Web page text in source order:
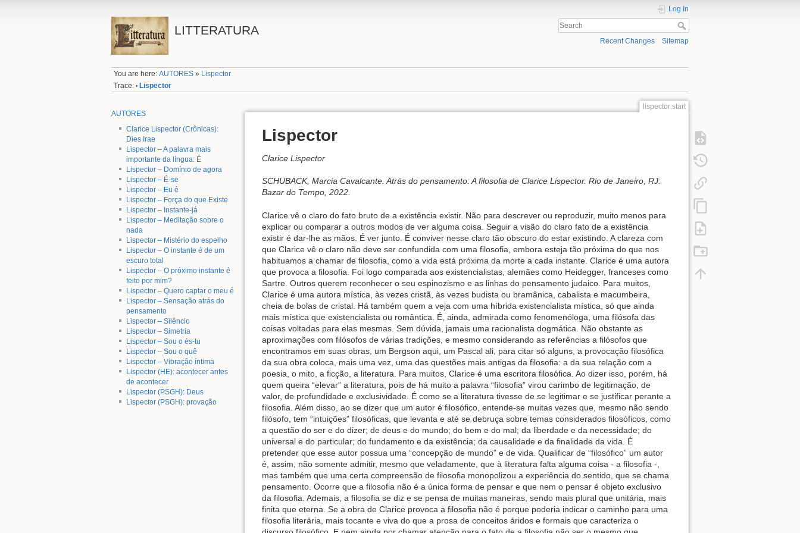
LITTERATURA
Log In
Recent Changes Sitemap
You are here:AUTORES » Lispector
Trace: • Lispector
AUTORES
Clarice Lispector (Crônicas):
Dies Irae
Lispector – A palavra mais
importante da língua: É
Lispector – Domínio de agora
Lispector – É-se
Lispector – Eu é
Lispector – Força do que Existe
Lispector – Instante-já
Lispector – Meditação sobre o
nada
Lispector – Mistério do espelho
Lispector – O instante é de um
escuro total
Lispector – O próximo instante é
feito por mim?
Lispector – Quero captar o meu é
Lispector – Sensação atrás do
pensamento
Lispector – Silêncio
Lispector – Simetria
Lispector – Sou o és-tu
Lispector – Sou o quê
Lispector – Vibração íntima
Lispector (HE): acontecer antes
de acontecer
Lispector (PSGH): Deus
Lispector (PSGH): provação
lispector:start
Lispector
Clarice Lispector
SCHUBACK, Marcia Cavalcante. Atrás do pensamento: A filosofia de Clarice Lispector. Rio de Janeiro, RJ:
Bazar do Tempo, 2022.
Clarice vê o claro do fato bruto de a existência existir. Não para descrever ou reproduzir, muito menos para
explicar ou comparar a outros modos de ver alguma coisa. Seguir a visão do claro fato de a existência
existir é dar-lhe as mãos. É ver junto. É conviver nesse claro tão obscuro do estar existindo. A clareza com
que Clarice vê o claro não deve ser confundida com uma filosofia, embora esteja tão próxima do que nos
habituamos a chamar de filosofia, como a vida está próxima da morte a cada instante. Clarice é uma autora
que provoca a filosofia. Foi logo comparada aos existencialistas, alemães como Heidegger, franceses como
Sartre. Outros querem reconhecer o seu espinozismo e as linhas do pensamento judaico. Para muitos,
Clarice é uma autora mística, às vezes cristã, às vezes budista ou bramânica, cabalista e macumbeira,
cheia de bolas de cristal. Há também quem a veja com uma híbrida existencialista mística, só que ainda
mais mística que existencialista ou romântica. É, ainda, admirada como fenomenóloga, uma filósofa das
coisas voltadas para elas mesmas. Sem dúvida, jamais uma racionalista dogmática. Não obstante as
aproximações com filósofos de várias tradições, e mesmo considerando as referências a filósofos que
encontramos em suas obras, um Bergson aqui, um Pascal ali, para citar só alguns, a provocação filosófica
da sua obra coloca, mais uma vez, uma das questões mais antigas da filosofia: a da sua relação com a
poesia, o mito, a ficção, a literatura. Para muitos, Clarice é uma escritora filosófica. Ao dizer isso, porém, há
quem queira “elevar” a literatura, pois de há muito a palavra “filosofia” virou carimbo de legitimação, de
valor, de profundidade e exclusividade. É como se a literatura tivesse de se legitimar e se justificar perante a
filosofia. Além disso, ao se dizer que um autor é filosófico, entende-se muitas vezes que, mesmo não sendo
filósofo, tem “intuições” filosóficas, que levanta e até se debruça sobre temas considerados filosóficos, como
a questão do ser e do dizer; de deus e do mundo; do bem e do mal; da liberdade e da necessidade; do
universal e do particular; do fundamento e da existência; da causalidade e da finalidade da vida. É
pretender que esse autor possua uma “concepção de mundo” e de vida. Qualificar de “filosófico” um autor
é, assim, não somente admitir, mesmo que veladamente, que à literatura falta alguma coisa - a filosofia -,
mas também que uma certa compreensão de filosofia monopolizou a experiência do sentido, que se chama
pensamento. Ocorre que a filosofia não é a única forma de pensar e que nem o pensar é objeto exclusivo
da filosofia. Ademais, a filosofia se diz e se pensa de muitas maneiras, sendo mais plural que unitária, mais
finita que eterna. Se a obra de Clarice provoca a filosofia não é porque poderia indicar o caminho para uma
filosofia literária, mais tocante e viva do que a prosa de conceitos áridos e formais que caracteriza o